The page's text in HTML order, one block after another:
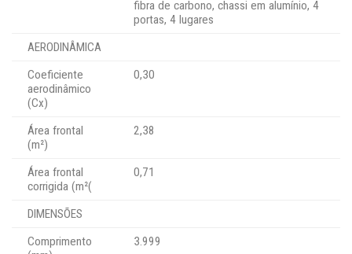
fibra de carbono, chassi em alumínio, 4
portas, 4 lugares
AERODINÂMICA
Coeficiente
aerodinâmico
(Cx)
0,30
Área frontal
(m²)
2,38
Área frontal
corrigida (m²(
0,71
DIMENSÕES
Comprimento
3.999